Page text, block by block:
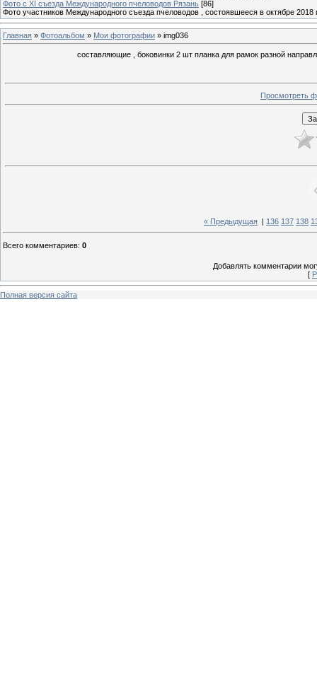
Фото с XI съезда Международного пчеловодов Рязань [86]
Фото участников Международного съезда пчеловодов , состоявшееся в октябре 2018
Главная » Фотоальбом » Мои фотографии » img036
составляющие , боковинки 2 шт планка для рамок разной
Просмотреть
« Предыдущая 136 137 138
Всего комментариев: 0
Добавлять комментарии
[
Полная версия сайта